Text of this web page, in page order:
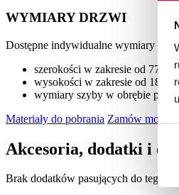
WYMIARY DRZWI
Dostępne indywidualne wymiary
szerokości w zakresie od 770
wysokości w zakresie od 1800
wymiary szyby w obrębie
Materiały do pobrania Zamów montaż
Akcesoria, dodatki i
Brak dodatków pasujących do tego